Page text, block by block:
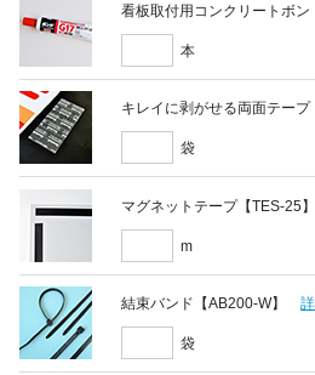
看板取付用コンクリートボン
本
キレイに剥がせる両面テープ
袋
マグネットテープ【TES-25
m
結束バンド【AB200-W】
袋